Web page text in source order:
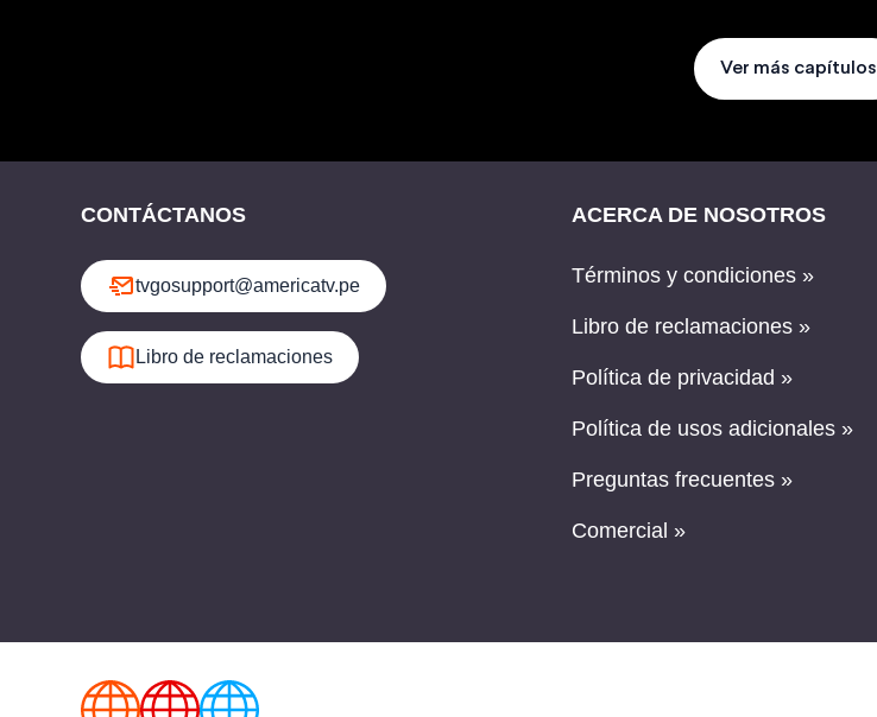
Ver más capítulos
CONTÁCTANOS
tvgosupport@americatv.pe
Libro de reclamaciones
ACERCA DE NOSOTROS
Términos y condiciones »
Libro de reclamaciones »
Política de privacidad »
Política de usos adicionales »
Preguntas frecuentes »
Comercial »